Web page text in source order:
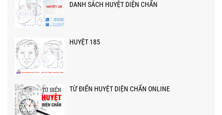
DANH SÁCH HUYỆT DIỆN CHẨN
HUYỆT 185
TỪ ĐIỂN HUYỆT DIỆN CHẨN ONLINE